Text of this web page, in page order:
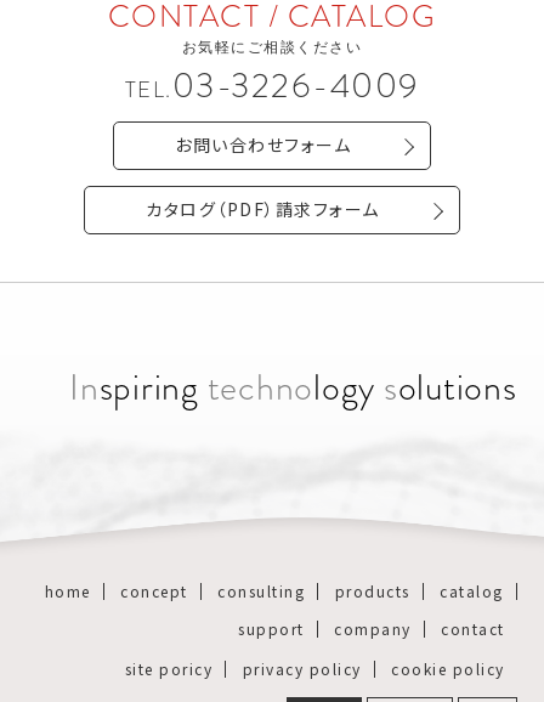
CONTACT / CATALOG
お気軽にご相談ください
TEL. 03-3226-4009
お問い合わせフォーム
カタログ（PDF）請求フォーム
Inspiring technology solutions
home concept consulting products
catalog
support
company
contact
site poricy
privacy policy
cookie policy